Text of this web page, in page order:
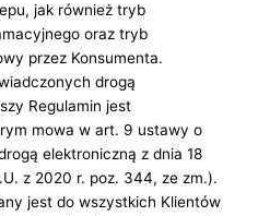
jak również tryb
oraz tryb
przez Konsumenta.
drogą
Regulamin jest
mowa w art. 9 ustawy o
elektroniczną z dnia 18
z 2020 r. poz. 344, ze zm.).
jest do wszystkich Klientów